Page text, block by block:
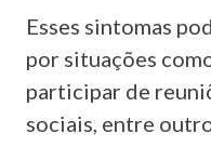
Esses sintomas
por situações
participar de
sociais, entre